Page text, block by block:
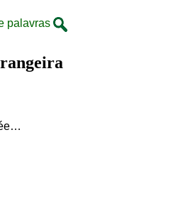
palavras